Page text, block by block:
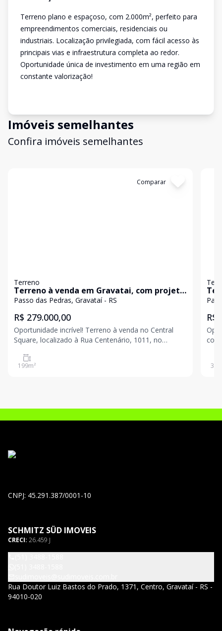
Terreno plano e espaçoso, com 2.000m², perfeito para
empreendimentos comerciais, residenciais ou
industriais. Localização privilegiada, com fácil acesso às
principais vias e infraestrutura completa ao redor.
Oportunidade única de investimento em uma região em
constante valorização!
Imóveis semelhantes
Confira imóveis semelhantes
Comparar
Terreno
Terreno à venda em Gravatai, com projeto
aprovado --- Central Square
Passo das Pedras, Gravataí - RS
R$ 279.000,00
Oportunidade incrível! Terreno à venda no Central
Square, localizado à Rua Centenário, 1011, no
Com um total de 199m², ideal para a construção do
seu novo projeto. A região é conhecida por sua
199m²
R$
345
CNPJ: 45.291.387/0001-10
SCHMITZ SÜD IMOVEIS
CRECI: 26.459 J
Rua Doutor Luiz Bastos do Prado, 1371, Centro, Gravataí - RS -
94010-020